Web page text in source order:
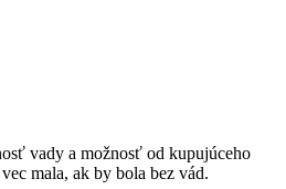
vady a možnosť od kupujúceho
mala, ak by bola bez vád.